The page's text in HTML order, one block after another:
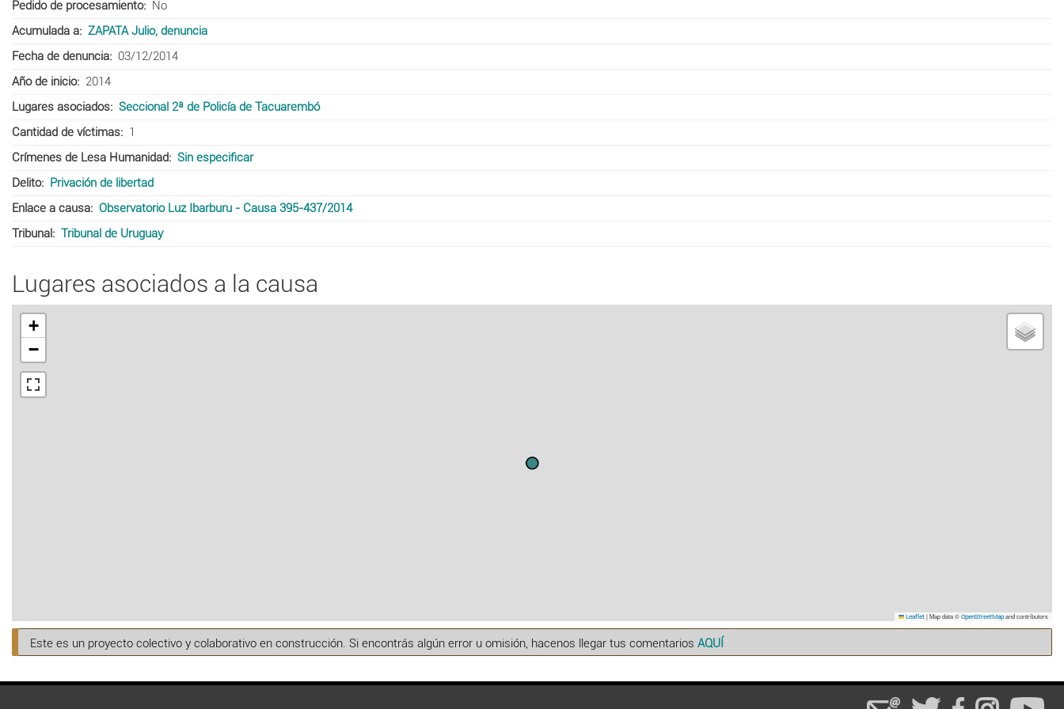
Pedido de procesamiento
No
Acumulada a
ZAPATA Julio, denuncia
Fecha de denuncia
03/12/2014
Año de inicio
2014
Lugares asociados
Seccional 2ª de Policía de Tacuarembó
Cantidad de víctimas
1
Crímenes de Lesa Humanidad
Sin especificar
Delito
Privación de libertad
Enlace a causa
Observatorio Luz Ibarburu - Causa 395-437/2014
Tribunal
Tribunal de Uruguay
Lugares asociados a la causa
+
−
Leaflet |Map data © OpenStreetMapand contributors
Este es un proyecto colectivo y colaborativo en construcción. Si encontrás algún error u omisión, hacenos llegar tus comentarios AQUÍ